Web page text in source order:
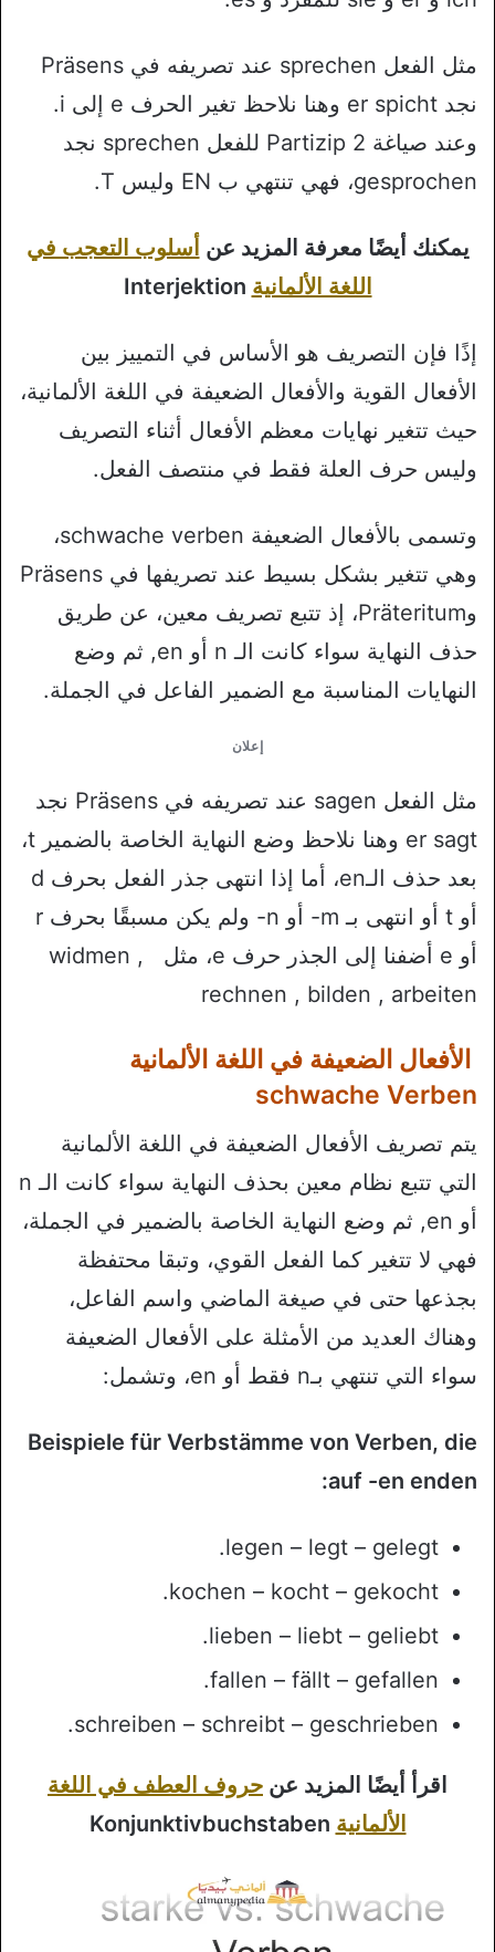
مثل الفعل sprechen عند تصريفه في Präsens
نجد er spicht وهنا نلاحظ تغير الحرف e إلى i.
وعند صياغة Partizip 2 للفعل sprechen نجد
gesprochen، فهي تنتهي ب EN وليس T.
يمكنك أيضًا معرفة المزيد عن أسلوب التعجب في
اللغة الألمانية
إذًا فإن التصريف هو الأساس في التمييز بين
الأفعال القوية والأفعال الضعيفة في اللغة الألمانية،
حيث تتغير نهايات معظم الأفعال أثناء التصريف
وليس حرف العلة فقط في منتصف الفعل.
وتسمى بالأفعال الضعيفة schwache verben،
وهي تتغير بشكل بسيط عند تصريفها في Präsens
وPräteritum، إذ تتبع تصريف معين، عن طريق
حذف النهاية سواء كانت الـ n أو en, ثم وضع
النهايات المناسبة مع الضمير الفاعل في الجملة.
إعلان
مثل الفعل sagen عند تصريفه في Präsens نجد
er sagt وهنا نلاحظ وضع النهاية الخاصة بالضمير t،
بعد حذف الـen، أما إذا انتهى جذر الفعل بحرف d
أو t أو انتهى بـ m- أو n- ولم يكن مسبقًا بحرف r
أو e أضفنا إلى الجذر حرف e، مثل widmen ,
rechnen , bilden , arbeiten
الأفعال الضعيفة في اللغة الألمانية
schwache Verben
يتم تصريف الأفعال الضعيفة في اللغة الألمانية
التي تتبع نظام معين بحذف النهاية سواء كانت الـ n
أو en, ثم وضع النهاية الخاصة بالضمير في الجملة،
فهي لا تتغير كما الفعل القوي، وتبقا محتفظة
بجذعها حتى في صيغة الماضي واسم الفاعل،
وهناك العديد من الأمثلة على الأفعال الضعيفة
سواء التي تنتهي بـn فقط أو en، وتشمل:
Beispiele für Verbstämme von Verben, die
auf -en enden:
legen – legt – gelegt.
kochen – kocht – gekocht.
lieben – liebt – geliebt.
fallen – fällt – gefallen.
schreiben – schreibt – geschrieben.
اقرأ أيضًا المزيد عن حروف العطف في اللغة
الألمانية